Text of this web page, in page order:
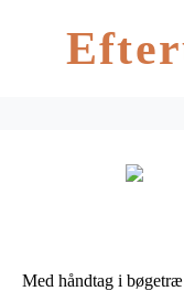
Med håndtag i bøgetræ